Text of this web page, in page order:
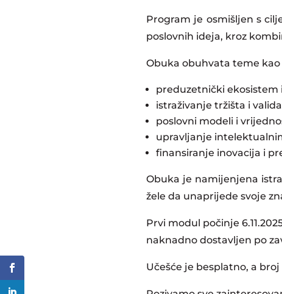
Program je osmišljen s
poslovnih ideja, kroz
Obuka obuhvata teme kao
preduzetnički ekosistem
istraživanje tržišta i
poslovni modeli i
upravljanje
finansiranje inovacija i
Obuka je namijenjena
žele da unaprijede svoje
Prvi modul počinje
naknadno dostavljen po
Učešće je besplatno, a